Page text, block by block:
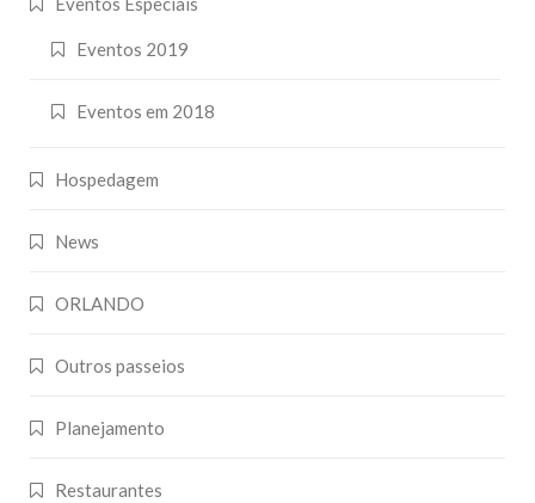
Eventos 2019
Eventos em 2018
Hospedagem
News
ORLANDO
Outros passeios
Planejamento
Restaurantes